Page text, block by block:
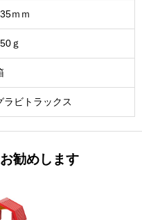
ｍｍ
ｇ
ラビトラックス
勧めします